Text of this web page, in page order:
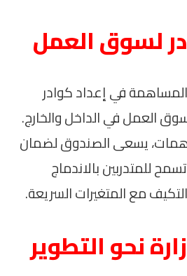
لسوق العمل
في إعداد كوادر
العمل في الداخل والخارج.
يسعى الصندوق لضمان
للمتدربين بالاندماج
مع المتغيرات السريعة.
نحو التطوير